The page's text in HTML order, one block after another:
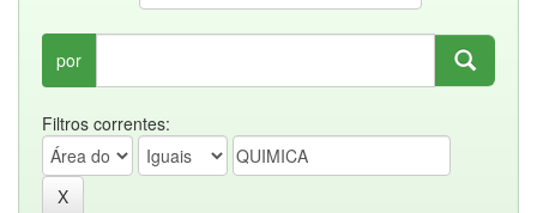
por
Filtros correntes: